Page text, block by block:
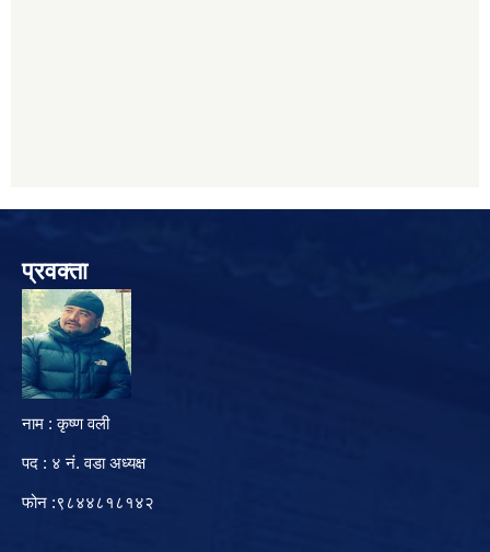
प्रवक्ता
नाम : कृष्ण वली
पद : ४ नं. वडा अध्यक्ष
फोन :९८४४८१८१४२